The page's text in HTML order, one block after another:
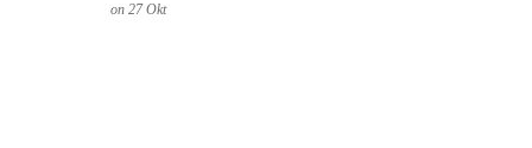
on 27 Okt